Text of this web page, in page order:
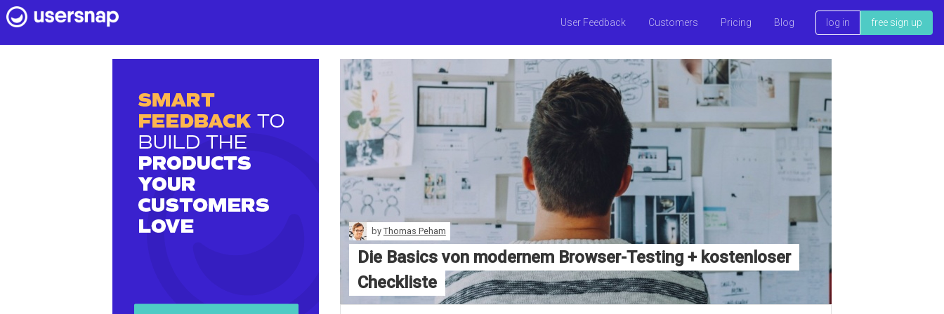
User Feedback Customers Pricing Blog log in free sign up
by Thomas Peham
Die Basics von modernem Browser-Testing + kostenloser
Checkliste